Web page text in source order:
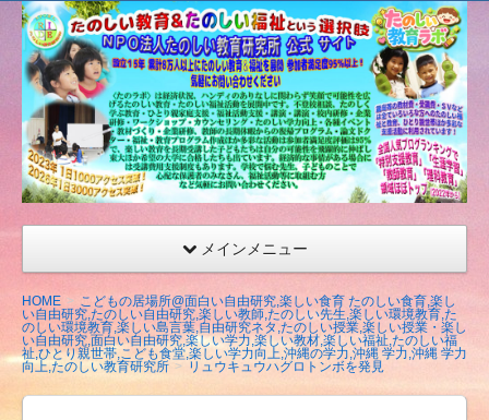
たの
しい
教育
研究
所
（沖
縄）
公式
ト
メインメニュー
HOME
こどもの居場所@面白い自由研究,楽しい食育 たのしい食育,楽し
い自由研究,たのしい自由研究,楽しい教師,たのしい先生,楽しい環境教育,た
のしい環境教育,楽しい島言葉,自由研究ネタ,たのしい授業,楽しい授業・楽し
い自由研究,面白い自由研究,楽しい学力,楽しい教材,楽しい福祉,たのしい福
祉,ひとり親世帯,こども食堂,楽しい学力向上,沖縄の学力,沖縄 学力,沖縄 学力
向上,たのしい教育研究所
リュウキュウハグロトンボを発見